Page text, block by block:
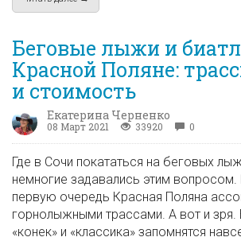
Беговые лыжи и
Красной Поляне:
и стоимость
Екатерина Черненко
08 Март 2021 33920 0
Где в Сочи покататься на беговых
немногие задавались этим
первую очередь Красная Поляна
горнолыжными трассами. А вот и зря.
«конек» и «классика» запомнятся